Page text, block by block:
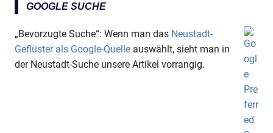
GOOGLE SUCHE
„Bevorzugte Suche“: Wenn man das Neustadt-
Geflüster als Google-Quelle auswählt, sieht man in
der Neustadt-Suche unsere Artikel vorrangig.